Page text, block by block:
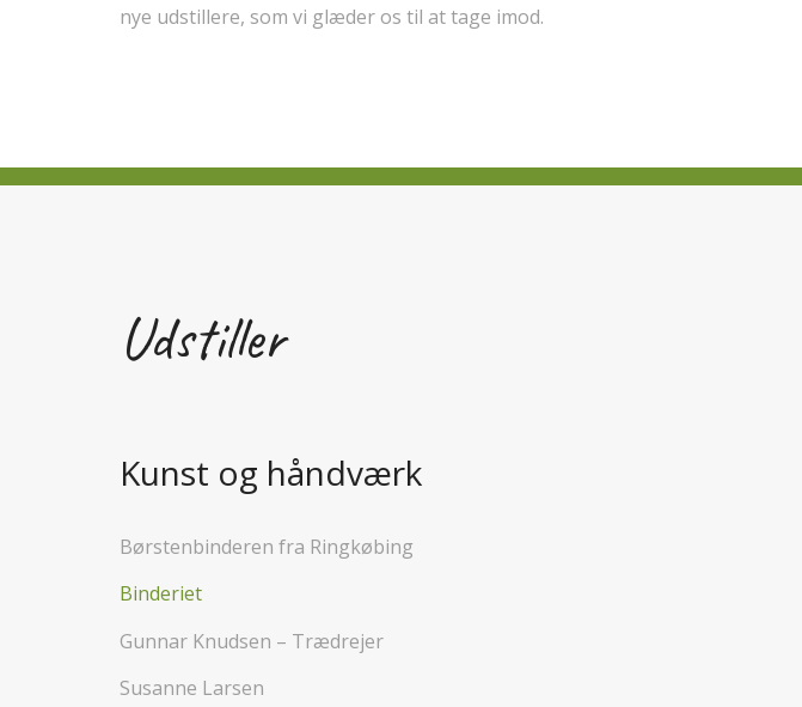
nye udstillere, som vi glæder os til at tage imod.
Udstiller
Kunst og håndværk
Børstenbinderen fra Ringkøbing
Binderiet
Gunnar Knudsen – Trædrejer
Susanne Larsen